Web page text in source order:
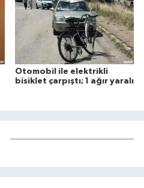
Otomobil ile elektrikli
bisiklet çarpıştı; 1 ağır yaralı